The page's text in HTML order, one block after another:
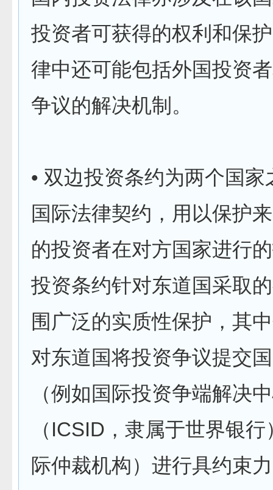
投资者可获得的权利和保
律中还可能包括外国投资
争议的解决机制。
• 双边投资条约为两个国家
国际法律契约，用以保护
的投资者在对方国家进行
投资条约针对东道国采取
围广泛的实质性保护，其
对东道国将投资争议提交
（例如国际投资争端解决
（ICSID，隶属于世界银
际仲裁机构）进行具约束